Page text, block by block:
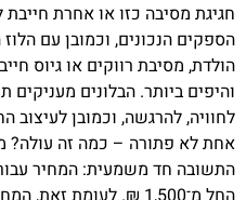
חגיגת מסיבה כזו או אחרת
הספקים הנכונים, וכמובן עם
הולדת, מסיבת רווקים או גיוס
והיפים ביותר. הבלונים
לחוויה, להרגשה, וכמובן
אחת לא פתורה – כמה זה עולה?
התשובה חד משמעית: המחיר